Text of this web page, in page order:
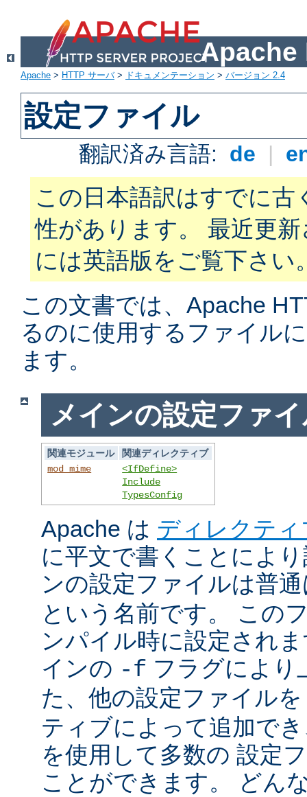
Apache
Apache > HTTP サーバ> ドキュメンテーション > バージョン 2.4
設定ファイル
翻訳済み言語: de |
この日本語訳はすでに古
性があります。 最近更
には英語版をご覧下さい
この文書では、Apache
るのに使用するファイル
ます。
メインの設定ファ
関連モジュール
関連ディレクティブ
mod_mime
<IfDefine>
Include
TypesConfig
Apache は ディレクティ
に平文で書くことによ
ンの設定ファイルは普
という名前です。 この
ンパイル時に設定され
インの -f フラグにより
た、他の設定ファイル
ティブによって追加で
を使用して多数の 設定
ことができます。 どん